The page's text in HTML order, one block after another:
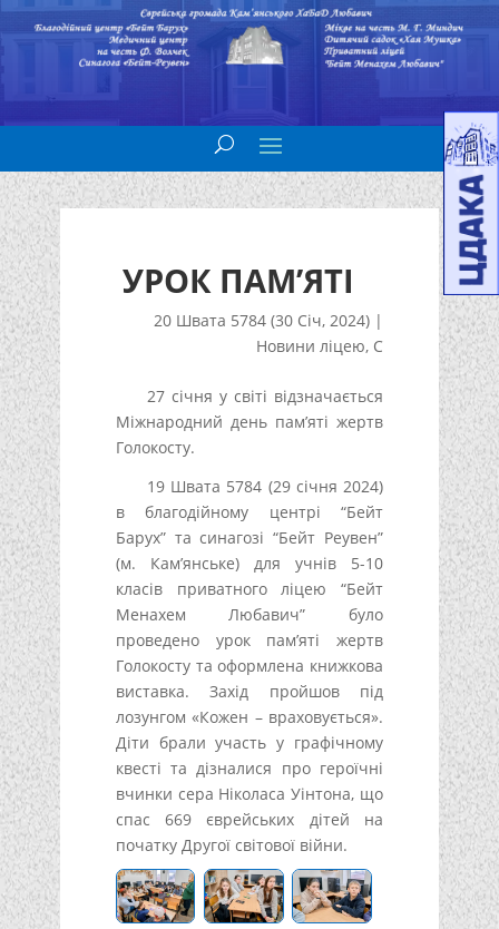
УРОК ПАМ’ЯТІ
20 Швата 5784 (30 Січ, 2024) |
Новини ліцею, С
27 січня у світі відзначається
Міжнародний день пам’яті жертв
Голокосту.
19 Швата 5784 (29 січня 2024)
в благодійному центрі “Бейт
Барух” та синагозі “Бейт Реувен”
(м. Кам’янське) для учнів 5-10
класів приватного ліцею “Бейт
Менахем Любавич” було
проведено урок пам’яті жертв
Голокосту та оформлена книжкова
виставка. Захід пройшов під
лозунгом «Кожен – враховується».
Діти брали участь у графічному
квесті та дізналися про героїчні
вчинки сера Ніколаса Уінтона, що
спас 669 єврейських дітей на
початку Другої світової війни.